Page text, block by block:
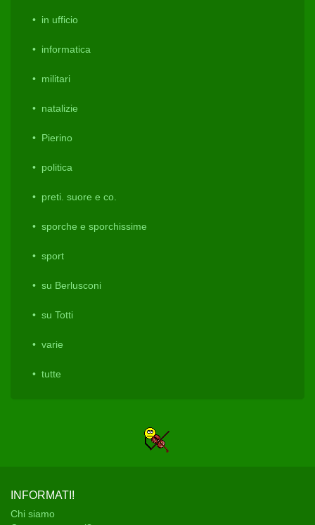
in ufficio
informatica
militari
natalizie
Pierino
politica
preti. suore e co.
sporche e sporchissime
sport
su Berlusconi
su Totti
varie
tutte
INFORMATI!
Chi siamo